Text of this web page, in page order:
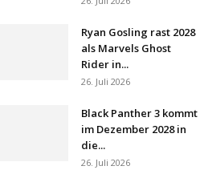
Ryan Gosling rast 2028
als Marvels Ghost
Rider in...
26. Juli 2026
Black Panther 3 kommt
im Dezember 2028 in
die...
26. Juli 2026